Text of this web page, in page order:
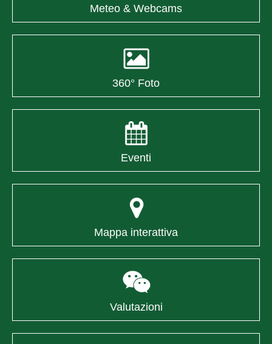
Meteo & Webcams
360° Foto
Eventi
Mappa interattiva
Valutazioni